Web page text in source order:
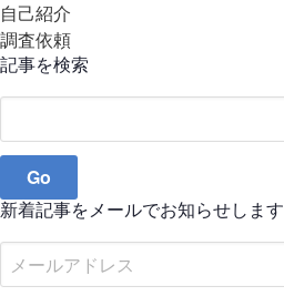
自己紹介
調査依頼
記事を検索
新着記事をメールでお知らせします